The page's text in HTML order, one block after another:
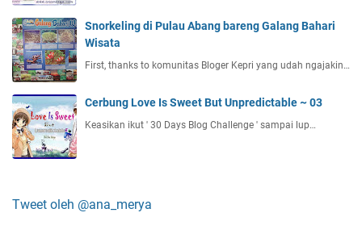
Snorkeling di Pulau Abang bareng Galang Bahari
Wisata
First, thanks to komunitas Bloger Kepri yang udah ngajakin…
Cerbung Love Is Sweet But Unpredictable ~ 03
Keasikan ikut ' 30 Days Blog Challenge ' sampai lup…
Tweet oleh @ana_merya